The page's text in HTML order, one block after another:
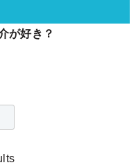
が好き？